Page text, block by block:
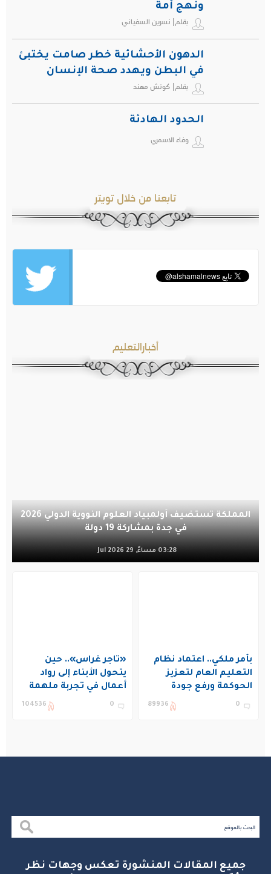
ونهج أمة
بقلم| نسرين السفياني
الدهون الأحشائية خطر صامت يختبئ
في البطن ويهدد صحة الإنسان
بقلم| كوتش مهند
الحدود الهادئة
وفاء الاسمري
تابعنا من خلال تويتر
أخبارالتعليم
المملكة تستضيف أولمبياد العلوم النووية الدولي 2026
في جدة بمشاركة 19 دولة
03:28 مساءً, 29 Jul 2026
بأمر ملكي.. اعتماد نظام
التعليم العام لتعزيز
الحوكمة ورفع جودة
التعليم في المملكة
0
89936
«تاجر غراس».. حين
يتحول الأبناء إلى رواد
أعمال في تجربة ملهمة
بنادي غراس الصيفي
0
104536
جميع المقالات المنشورة تعكس وجهات نظر